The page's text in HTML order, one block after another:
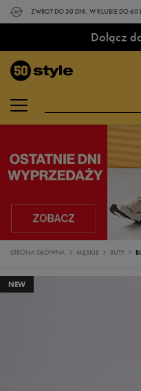
ZWROT DO 30 DNI. W KLUBIE DO 60
Dołącz
STRONA GŁÓWNA MĘSKIE BUTY
NEW